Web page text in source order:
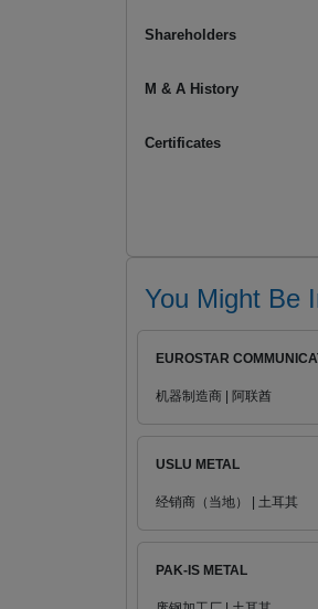
Shareholders
M & A History
Certificates
You Might Be
EUROSTAR
机器制造商 | 阿联酋
USLU METAL
经销商（当地） | 土耳其
PAK-IS METAL